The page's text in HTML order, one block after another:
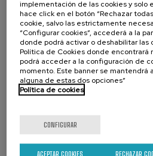
COMUNICACIÓN SOCIEDAD
19. SEP, 2026
funcionales en la
implementación de las cookies y solo
hace click en el botón “Rechazar
cookie, salvo las estrictamente
“Configurar cookies”, accederá a la
donde podrá activar o deshabilitar las
Política de Cookies donde encontrará
podrá acceder a la configuración de
momento. Este banner se mantendrá
alguna de estas dos opciones”
Política de cookies
CONFIGURAR
RECHAZAR
ACEPTAR COOKIES